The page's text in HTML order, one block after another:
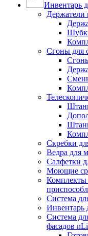
Инвентарь
Держатели
Сгоны для
Скребки
Ведра для
Салфетки
Моющие
Комплекты
Система
Инвентарь
Система
фасадов